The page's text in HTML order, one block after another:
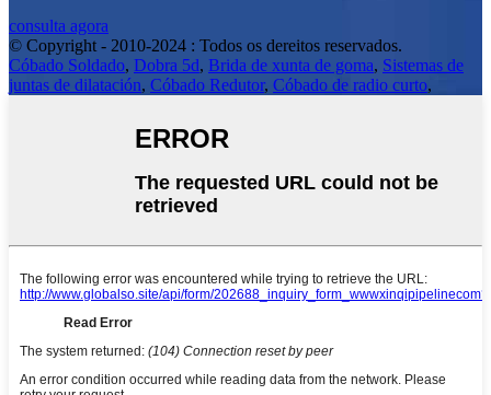
consulta agora
© Copyright - 2010-2024 : Todos os dereitos reservados.
Cóbado Soldado, Dobra 5d, Brida de xunta de goma, Sistemas de
juntas de dilatación, Cóbado Redutor, Cóbado de radio curto,